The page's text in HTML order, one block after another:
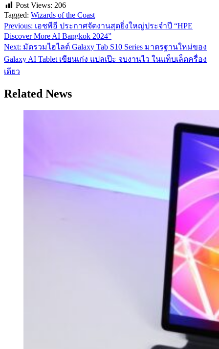
Post Views: 206
Tagged: Wizards of the Coast
แนะแนว
เรื่อง
Previous: เอชพีอี ประกาศจัดงานสุดยิ่งใหญ่ประจำปี “HPE
Discover More AI Bangkok 2024”
Next: มัดรวมไฮไลต์ Galaxy Tab S10 Series มาตรฐานใหม่ของ
Galaxy AI Tablet เขียนเก่ง แปลเป๊ะ จบงานไว ในแท็บเล็ตครื่อง
เดียว
Related News